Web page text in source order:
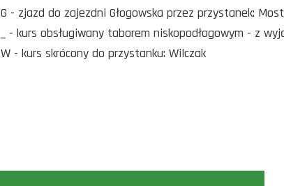
G - zjazd do zajezdni Głogowska przez przystanek:
_ - kurs obsługiwany taborem niskopodłogowym - z
W - kurs skrócony do przystanku: Wilczak